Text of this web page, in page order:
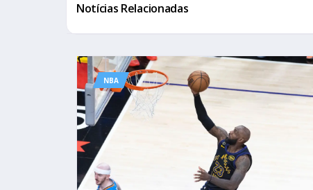
Notícias Relacionadas
NBA